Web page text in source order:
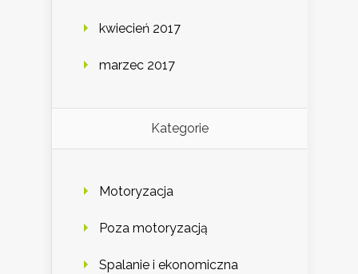
kwiecień 2017
marzec 2017
Kategorie
Motoryzacja
Poza motoryzacją
Spalanie i ekonomiczna